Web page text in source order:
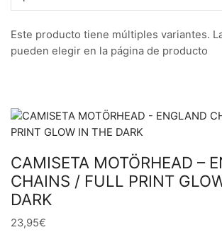
Este producto tiene múltiples variantes.
pueden elegir en la página de producto
CAMISETA MOTÖRHEAD –
CHAINS / FULL PRINT
DARK
23,95€